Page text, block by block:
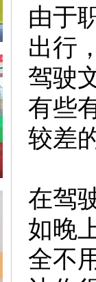
由于
出行
驾驶
有些
较差
在驾
如晚
全不